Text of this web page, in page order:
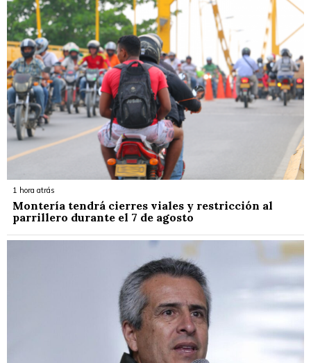
1 hora atrás
Montería tendrá cierres viales y restricción al
parrillero durante el 7 de agosto